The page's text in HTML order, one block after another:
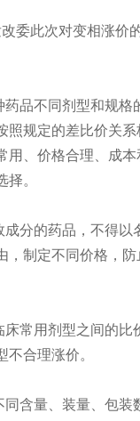
此次对变相涨价的
品不同剂型和规格
照规定的差比价关
用、价格合理、成
择。
分的药品，不得以
，制定不同价格，
常用剂型之间的比
不合理涨价。
含量、装量、包装